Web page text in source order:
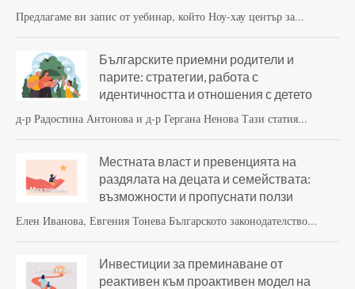
Предлагаме ви запис от уебинар, който Ноу-хау център за...
Българските приемни родители и
парите: стратегии, работа с
идентичността и отношения с детето
д-р Радостина Антонова и д-р Гергана Ненова Тази статия...
Местната власт и превенцията на
раздялата на децата и семействата:
възможности и пропуснати ползи
Елен Иванова, Евгения Тонева Българското законодателство...
Инвестиции за преминаване от
реактивен към проактивен модел на